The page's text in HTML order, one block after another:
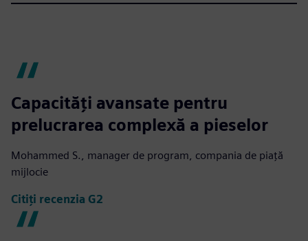
Capacități avansate pentru
prelucrarea complexă a pieselor
Mohammed S., manager de program, compania de piață
mijlocie
Citiți recenzia G2